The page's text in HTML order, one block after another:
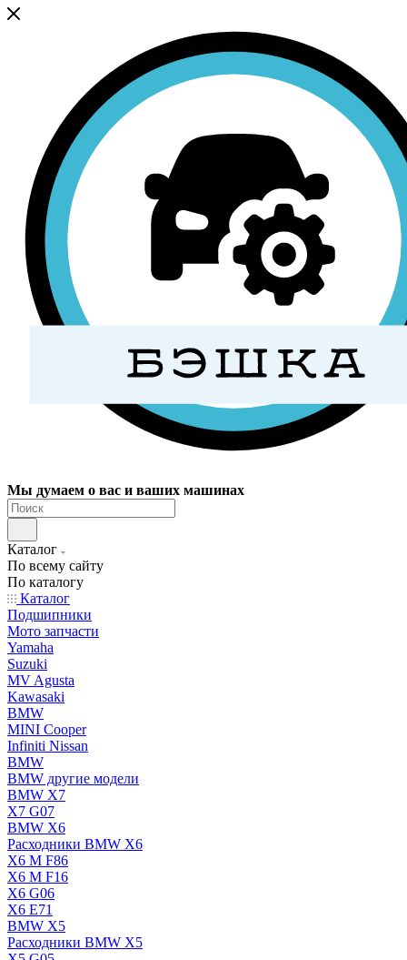
Мы думаем о вас и ваших машинах
Каталог
По всему сайту
По каталогу
Каталог
Подшипники
Мото запчасти
Yamaha
Suzuki
MV Agusta
Kawasaki
BMW
MINI Cooper
Infiniti Nissan
BMW
BMW другие модели
BMW X7
X7 G07
BMW X6
Расходники BMW X6
X6 M F86
X6 M F16
X6 G06
X6 E71
BMW X5
Расходники BMW X5